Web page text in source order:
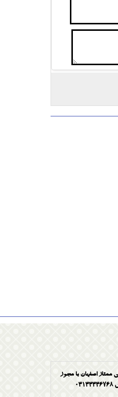
ممتاز اصفهان با مجوز